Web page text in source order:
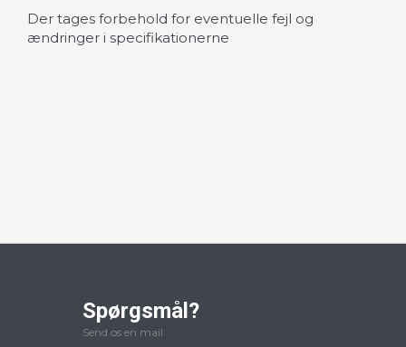
Der tages forbehold for eventuelle fejl og
ændringer i specifikationerne
Spørgsmål?
Send os en mail